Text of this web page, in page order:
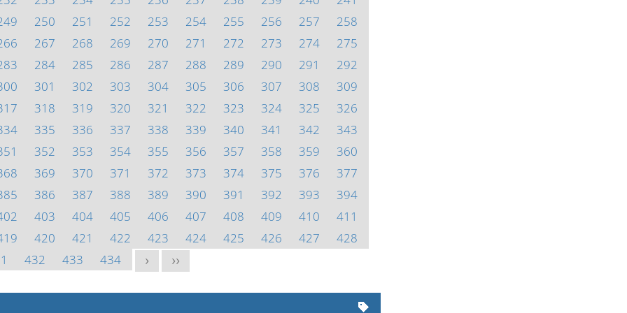
250 251 252 253 254 255 256 257
258
267 268 269 270 271 272 273 274
275
284 285 286 287 288 289 290 291
292
301 302 303 304 305 306 307 308
309
318 319 320 321 322 323 324 325
326
335 336 337 338 339 340 341 342
343
352 353 354 355 356 357 358 359
360
369 370 371 372 373 374 375 376
377
386 387 388 389 390 391 392 393
394
403 404 405 406 407 408 409 410
411
420 421 422 423 424 425 426 427
428
432 433 434 > >>